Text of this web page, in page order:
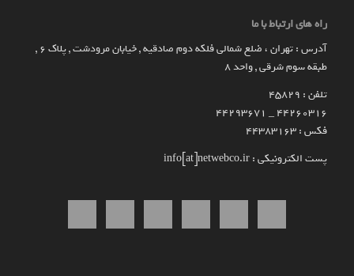
راه های ارتباط با ما
آدرس : تهران ، ضلع شمالی فلکه دوم صادقیه , خیابان مرودشت , پلاک ۶ ,
طبقه سوم شرقی , واحد ۸
تلفن : 45829
۴۴۲۶۰۳۱۶ _ 44293671
فکس : 44383163
پست الکترونیکی : info[at]netwebco.ir